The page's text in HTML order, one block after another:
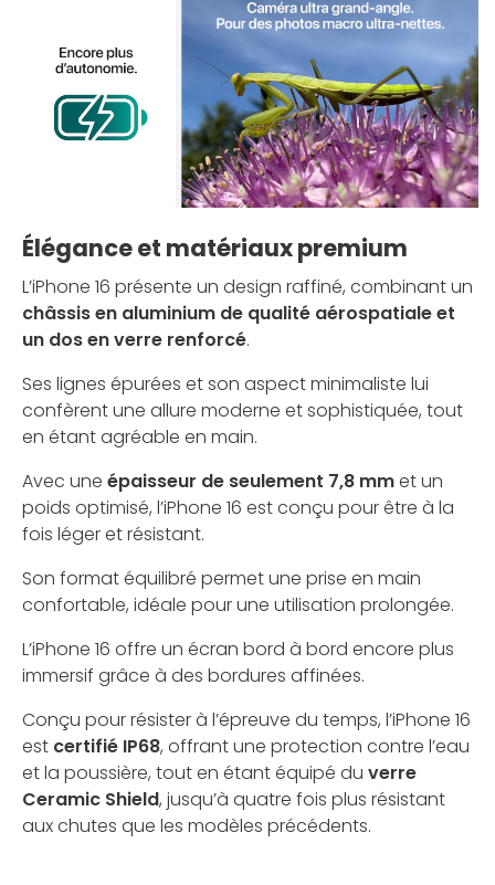
Élégance et matériaux premium
L’iPhone 16 présente un design raffiné, combinant un
châssis en aluminium de qualité aérospatiale et
un dos en verre renforcé.
Ses lignes épurées et son aspect minimaliste lui
confèrent une allure moderne et sophistiquée, tout
en étant agréable en main.
Avec une épaisseur de seulement 7,8 mmet un
poids optimisé, l’iPhone 16 est conçu pour être à la
fois léger et résistant.
Son format équilibré permet une prise en main
confortable, idéale pour une utilisation prolongée.
L’iPhone 16 offre un écran bord à bord encore plus
immersif grâce à des bordures affinées.
Conçu pour résister à l’épreuve du temps, l’iPhone 16
est certifié IP68, offrant une protection contre l’eau
et la poussière, tout en étant équipé du verre
Ceramic Shield, jusqu’à quatre fois plus résistant
aux chutes que les modèles précédents.